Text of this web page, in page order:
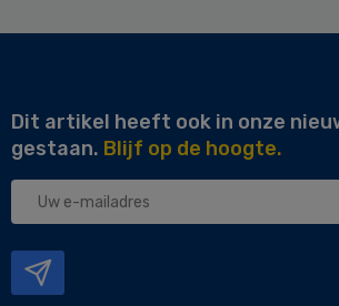
Dit artikel heeft ook in onze
gestaan. Blijf op de hoogte.
Uw